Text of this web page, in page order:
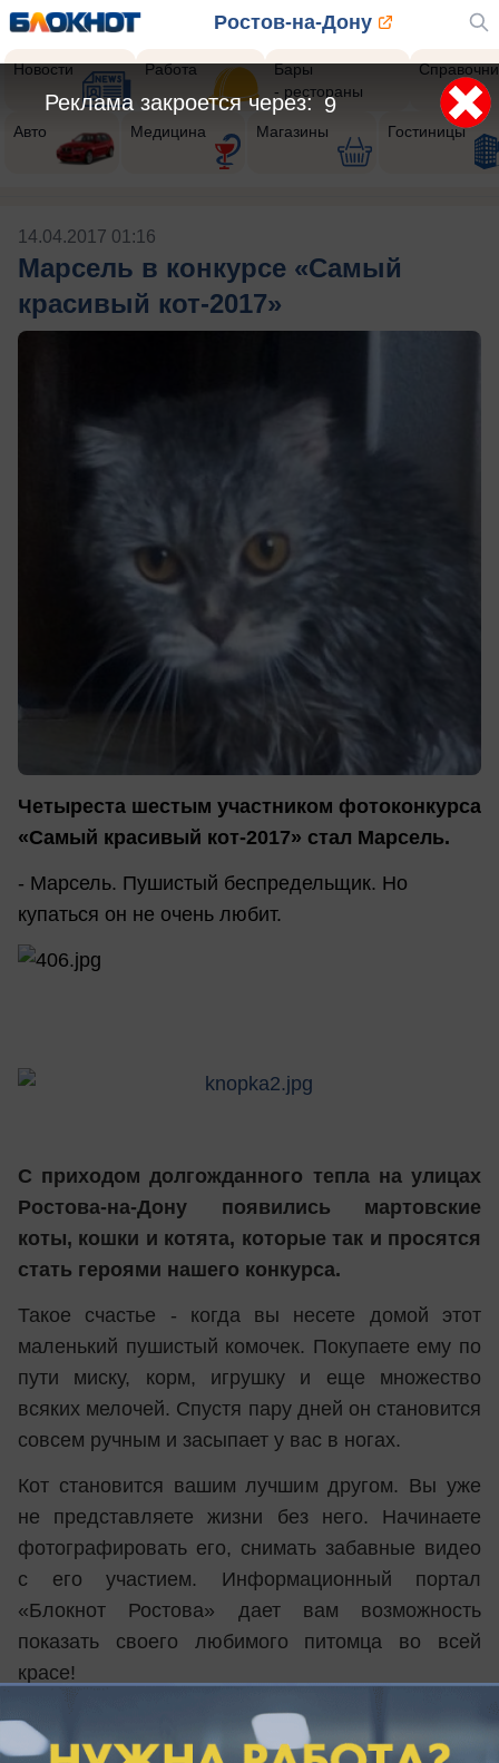
Ростов-на-Дону
Новости Работа
Бары
- рестораны
Авто Медицина Магазины Гостиницы
14.04.2017 01:16
Марсель в конкурсе «Самый
красивый кот-2017»
Четыреста шестым участником фотоконкурса
«Самый красивый кот-2017» стал Марсель.
- Марсель. Пушистый беспредельщик. Но
купаться он не очень любит.
С приходом долгожданного тепла на улицах
Ростова-на-Дону появились мартовские
коты, кошки и котята, которые так и просятся
стать героями нашего конкурса.
Такое счастье - когда вы несете домой этот
маленький пушистый комочек. Покупаете ему по
пути миску, корм, игрушку и еще множество
всяких мелочей. Спустя пару дней он становится
совсем ручным и засыпает у вас в ногах.
Кот становится вашим лучшим другом. Вы уже
не представляете жизни без него. Начинаете
фотографировать его, снимать забавные видео
с его участием. Информационный портал
«Блокнот Ростова» дает вам возможность
показать своего любимого питомца во всей
красе!
Мы объявляем о начале конкурса
красивый кот-2017». В конкурсе может принять
8
Реклама закроется через: